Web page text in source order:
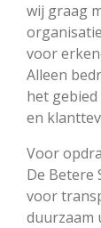
wij graag
voor
Alleen
het
en
Voor
De Betere
voor
duurzaam